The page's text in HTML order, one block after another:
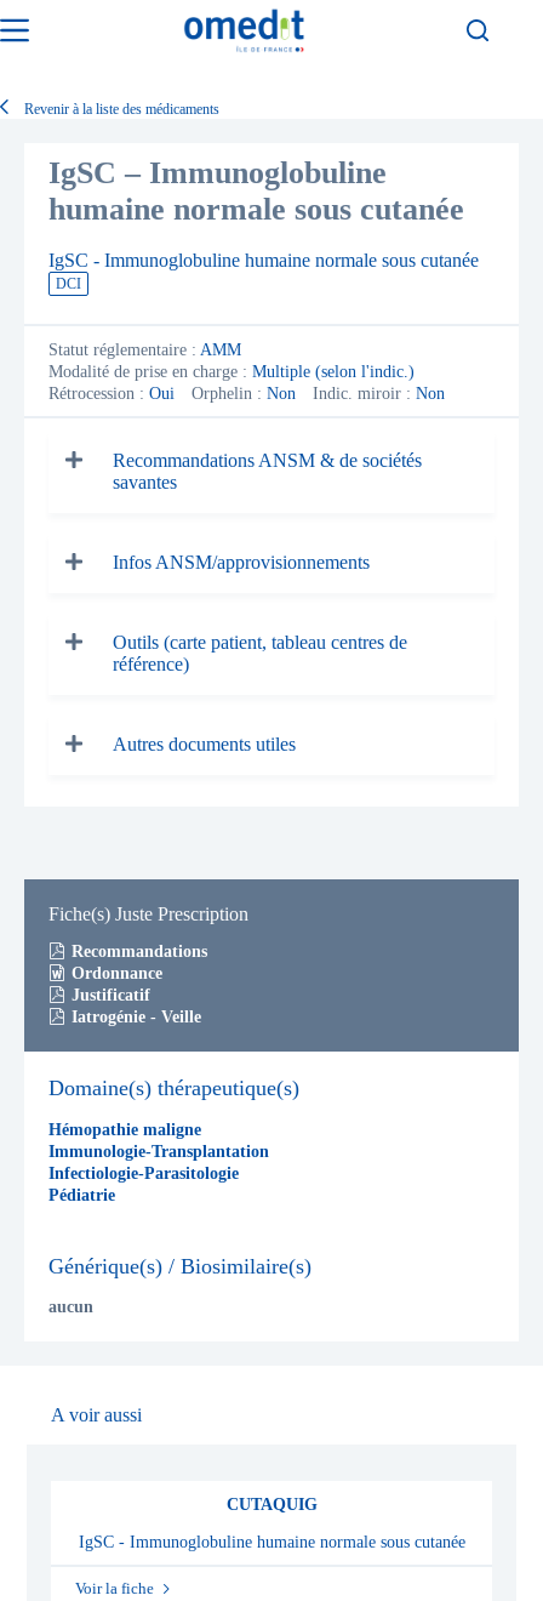
au
Revenir à la liste des médicaments
IgSC – Immunoglobuline
humaine normale sous cutanée
IgSC - Immunoglobuline humaine normale sous cutanée
DCI
Statut réglementaire : AMM
Modalité de prise en charge : Multiple (selon l'indic.)
Rétrocession : Oui Orphelin : Non Indic. miroir : Non
Recommandations ANSM & de sociétés
savantes
Infos ANSM/approvisionnements
Outils (carte patient, tableau centres de
référence)
Autres documents utiles
Fiche(s) Juste Prescription
Recommandations
Ordonnance
Justificatif
Iatrogénie - Veille
Domaine(s) thérapeutique(s)
Hémopathie maligne
Immunologie-Transplantation
Infectiologie-Parasitologie
Pédiatrie
Générique(s) / Biosimilaire(s)
aucun
A voir aussi
CUTAQUIG
IgSC - Immunoglobuline humaine normale sous cutanée
Voir la fiche